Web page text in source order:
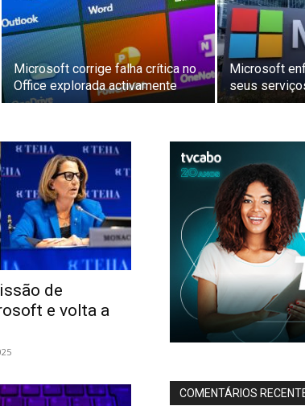
Microsoft corrige falha crítica no
Office explorada activamente
Microsoft
seus
de
e volta a
COMENTÁRIOS